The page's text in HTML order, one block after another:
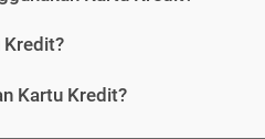
Kredit?
Kartu Kredit?